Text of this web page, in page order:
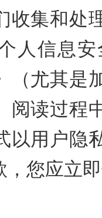
收集和处
人信息
（尤其
阅读过程
以用户隐
，您应立